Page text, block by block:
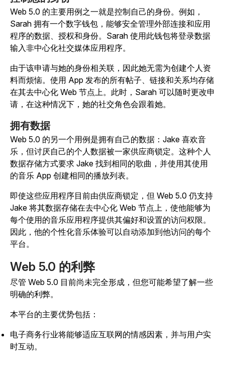
Web 5.0 的主要用例之一就是控制自己的身份。例如，
Sarah 拥有一个数字钱包，能够安全管理外部连接和应用
程序的数据、授权和身份。Sarah 使用此钱包将登录数据
输入非中心化社交媒体应用程序。
由于该申请与她的身份相关联，因此她无需为创建个人资
料而烦恼。使用 App 发布的所有帖子、链接和关系均存储
在其去中心化 Web 节点上。此时，Sarah 可以随时更改申
请，在这种情况下，她的社交角色会跟着她。
拥有数据
Web 5.0 的另一个用例是拥有自己的数据：Jake 喜欢音
乐，但讨厌自己的个人数据被一家供应商锁定。这种个人
数据存储方式要求 Jake 找到相同的歌曲，并使用其使用
的音乐 App 创建相同的播放列表。
即使这些应用程序目前由供应商锁定，但 Web 5.0 仍支持
Jake 将其数据存储在去中心化 Web 节点上，使他能够为
每个使用的音乐应用程序提供其偏好和设置的访问权限。
因此，他的个性化音乐体验可以自动添加到他访问的每个
平台。
Web 5.0 的利弊
尽管 Web 5.0 目前尚未完全形成，但您可能希望了解一些
明确的利弊。
本平台的主要优势包括：
电子商务行业将能够适应互联网的情感因素，并与用户实
时互动。